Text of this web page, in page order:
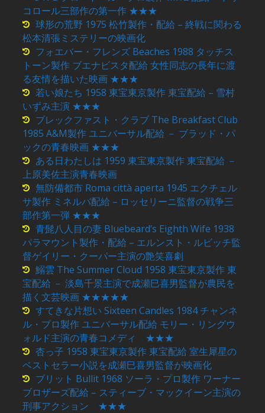
コロール三部作の第一作 ★★★
球形の荒野 1975 松竹製作・配給 – 終戦に関わる
松本清張ミステリーの映画化
フォエバー・フレンズ Beaches 1988 タッチス
トーン製作 ブエナビスタ配給 女性同志の長年に渡
る友情を描いた映画 ★★★
若い娘たち 1958 東宝東京製作 東宝配給 – 雪村
いずみ主演 ★★★
ブレックファスト・クラブ The Breakfast Club
1985 A&M製作 ユニバーサル配給 － ブラッド・パ
ックの青春映画 ★★★
ある日わたしは 1959 東宝東京製作 東宝配給 －
上原美佐主演青春映画
無防備都市 Roma città aperta 1945 エクチェル
サ製作 ミネルバ配給 – ロッセリーニ監督の戦争三
部作第一弾 ★★★
青髭八人目の妻 Bluebeard’s Eighth Wife 1938
パラマウント製作・配給 – エルンスト・ルビッチ監
督ゲイリー・クーパー主演の艶笑喜劇
鰯雲 The Summer Cloud 1958 東宝東京製作 東
宝配給 － 淡島千景主演で成瀬巳喜男監督が農民を
描く文芸映画 ★★★★★
すてきな片想い Sixteen Candles 1984 チャンネ
ル・プロ製作 ユニバーサル配給 モリー・リングウ
ォルド主演の青春コメディ ★★★
杏っ子 1958 東宝東京製作 東宝配給 室生犀星の
ベストセラー小説を成瀬巳喜男監督が映画化
ブリット Bullit 1968 ソーラ・プロ製作 ワーナー
ブロザーズ配給 – スティーブ・マックイーン主演の
刑事アクション ★★★